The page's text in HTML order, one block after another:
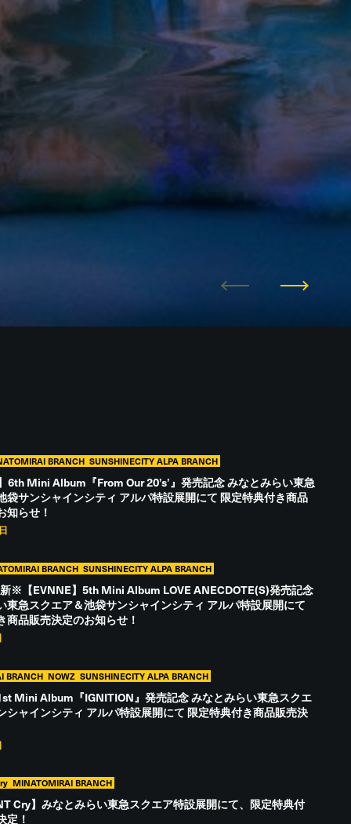
BRANCH SUNSHINECITY ALPA BRANCH
6th Mini Album『From Our 20’s’』発売記念 みなとみらい東急
袋サンシャインシティ アルパ特設展開にて 限定特典付き商品
知らせ！
BRANCH SUNSHINECITY ALPA BRANCH
※【EVNNE】5th Mini Album LOVE ANECDOTE(S)発売記念
東急スクエア＆池袋サンシャインシティ アルパ特設展開にて
商品販売決定のお知らせ！
BRANCH NOWZ SUNSHINECITY ALPA BRANCH
Mini Album『IGNITION』発売記念 みなとみらい東急スクエ
シャインシティ アルパ特設展開にて 限定特典付き商品販売決
MINATOMIRAI BRANCH
Cry】みなとみらい東急スクエア特設展開にて、限定特典付
定！